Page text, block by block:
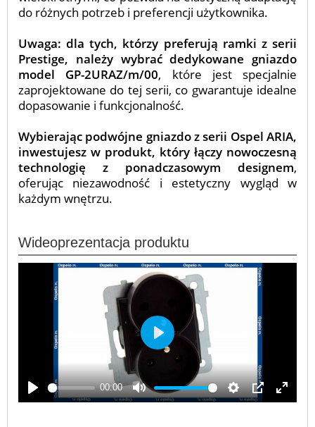
do różnych potrzeb i preferencji użytkownika.
Uwaga: dla tych, którzy preferują ramki z serii
Prestige, należy wybrać dedykowane gniazdo
model GP-2URAZ/m/00, które jest specjalnie
zaprojektowane do tej serii, co gwarantuje idealne
dopasowanie i funkcjonalność.
Wybierając podwójne gniazdo z serii Ospel ARIA,
inwestujesz w produkt, który łączy nowoczesną
technologię z ponadczasowym designem,
oferując niezawodność i estetyczny wygląd w
każdym wnętrzu.
Wideoprezentacja produktu
Play
00:00
Mute Settings
PIP
Enter
Play